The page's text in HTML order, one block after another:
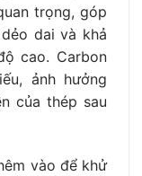
trọng, góp
dai và khả
cao. Carbon
ảnh hưởng
của thép sau
vào để khử